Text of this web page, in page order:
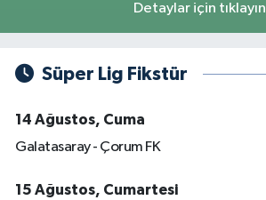
Detaylar için tıklayın
Süper Lig Fikstür
14 Ağustos, Cuma
Galatasaray - Çorum FK
15 Ağustos, Cumartesi